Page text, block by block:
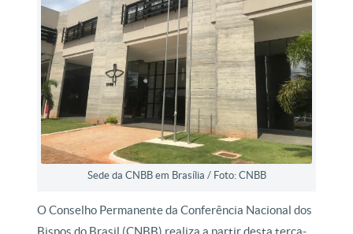
Sede da CNBB em Brasília / Foto: CNBB
O Conselho Permanente da Conferência Nacional dos
Bispos do Brasil (CNBB) realiza a partir desta terça-